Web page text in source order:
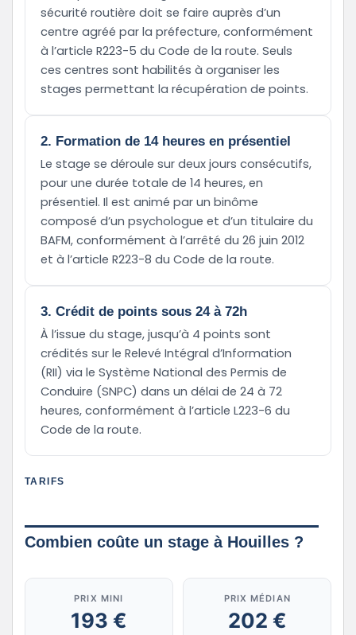
sécurité routière doit se faire auprès d’un
centre agréé par la préfecture, conformément
à l’article R223-5 du Code de la route. Seuls
ces centres sont habilités à organiser les
stages permettant la récupération de points.
2. Formation de 14 heures en présentiel
Le stage se déroule sur deux jours consécutifs,
pour une durée totale de 14 heures, en
présentiel. Il est animé par un binôme
composé d’un psychologue et d’un titulaire du
BAFM, conformément à l’arrêté du 26 juin 2012
et à l’article R223-8 du Code de la route.
3. Crédit de points sous 24 à 72h
À l’issue du stage, jusqu’à 4 points sont
crédités sur le Relevé Intégral d’Information
(RII) via le Système National des Permis de
Conduire (SNPC) dans un délai de 24 à 72
heures, conformément à l’article L223-6 du
Code de la route.
TARIFS
Combien coûte un stage à Houilles ?
PRIX MINI
193 €
PRIX MÉDIAN
202 €